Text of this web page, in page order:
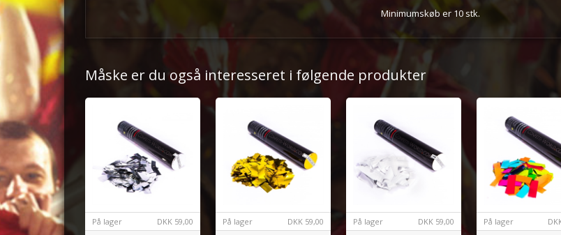
Minimumskøb er 10 stk.
Måske er du også interesseret i følgende produkter
DKK 59,00
På lager DKK 59,00
På lager DKK 59,00
På lager På lager